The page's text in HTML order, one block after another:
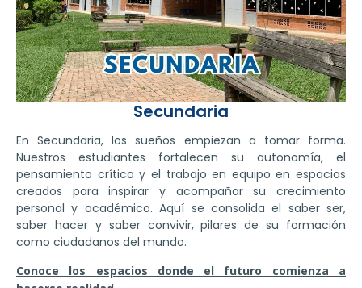
Secundaria
En Secundaria, los sueños empiezan a tomar forma.
Nuestros estudiantes fortalecen su autonomía, el
pensamiento crítico y el trabajo en equipo en espacios
creados para inspirar y acompañar su crecimiento
personal y académico. Aquí se consolida el saber ser,
saber hacer y saber convivir, pilares de su formación
como ciudadanos del mundo.
Conoce los espacios donde el futuro comienza a